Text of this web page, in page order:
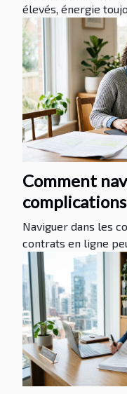
élevés, énergie
Comment
contrats en
Naviguer dans les
contrats en ligne